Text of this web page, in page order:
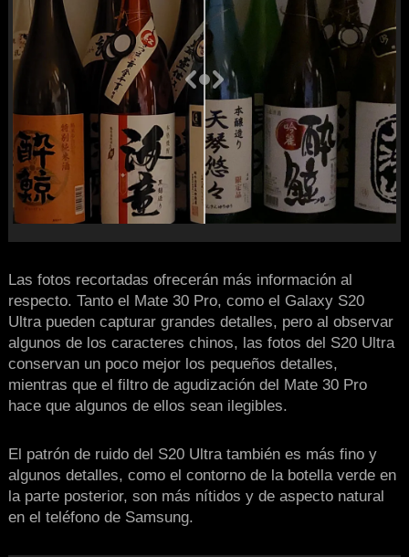
Las fotos recortadas ofrecerán más información al
respecto. Tanto el Mate 30 Pro, como el Galaxy S20
Ultra pueden capturar grandes detalles, pero al observar
algunos de los caracteres chinos, las fotos del S20 Ultra
conservan un poco mejor los pequeños detalles,
mientras que el filtro de agudización del Mate 30 Pro
hace que algunos de ellos sean ilegibles.
El patrón de ruido del S20 Ultra también es más fino y
algunos detalles, como el contorno de la botella verde en
la parte posterior, son más nítidos y de aspecto natural
en el teléfono de Samsung.